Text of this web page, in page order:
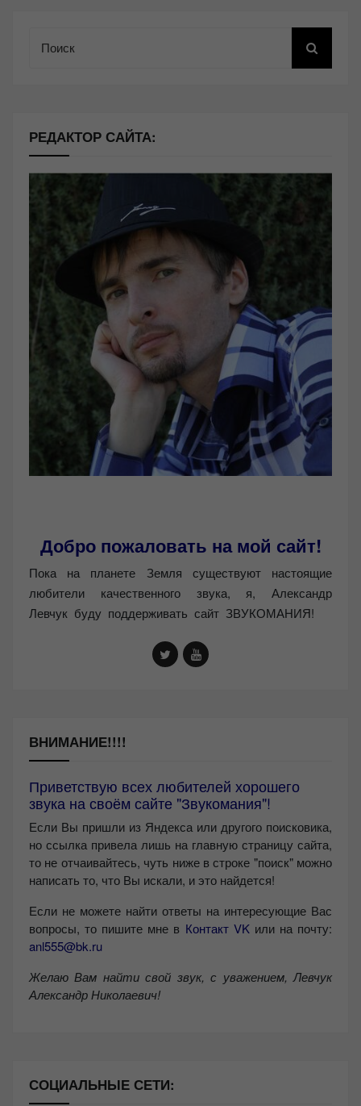
РЕДАКТОР САЙТА:
Добро пожаловать на мой сайт!
Пока на планете Земля существуют настоящие
любители качественного звука, я, Александр
Левчук буду поддерживать сайт ЗВУКОМАНИЯ!
ВНИМАНИЕ!!!!
Приветствую всех любителей хорошего
звука на своём сайте "Звукомания"!
Если Вы пришли из Яндекса или другого поисковика,
но ссылка привела лишь на главную страницу сайта,
то не отчаивайтесь, чуть ниже в строке "поиск" можно
написать то, что Вы искали, и это найдется!
Если не можете найти ответы на интересующие Вас
вопросы, то пишите мне в Контакт VKили на почту:
anl555@bk.ru
Желаю Вам найти свой звук, с уважением, Левчук
Александр Николаевич!
СОЦИАЛЬНЫЕ СЕТИ: